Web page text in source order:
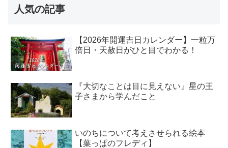
人気の記事
【2026年開運吉日カレンダー】一粒万
倍日・天赦日がひと目でわかる！
『大切なことは目に見えない』星の王
子さまから学んだこと
いのちについて考えさせられる絵本
【葉っぱのフレディ】